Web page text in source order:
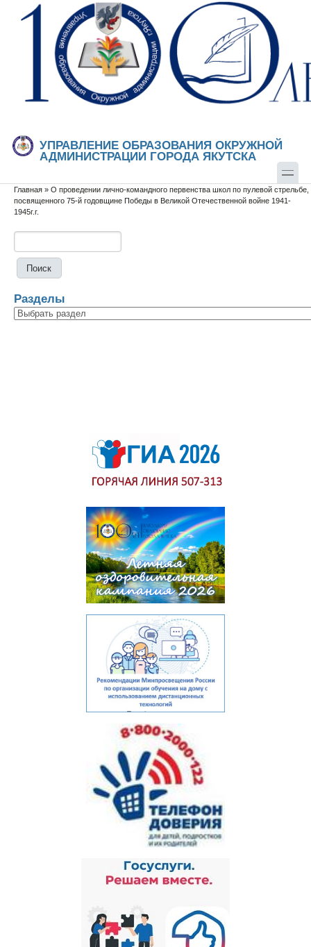
Перейти к основному содержанию
Skip to search
УПРАВЛЕНИЕ ОБРАЗОВАНИЯ ОКРУЖНОЙ
АДМИНИСТРАЦИИ ГОРОДА ЯКУТСКА
Вы здесь
Главная » О проведении лично-командного первенства школ по пулевой стрельбе,
посвященного 75-й годовщине Победы в Великой Отечественной войне 1941-
1945г.г.
Разделы